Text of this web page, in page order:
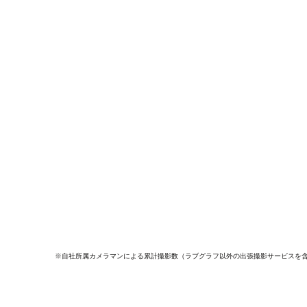
※自社所属カメラマンによる累計撮影数（ラブグラフ以外の出張撮影サービスを